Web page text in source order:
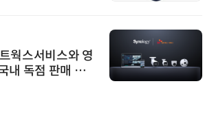
웍스서비스와 영
내 독점 판매 파